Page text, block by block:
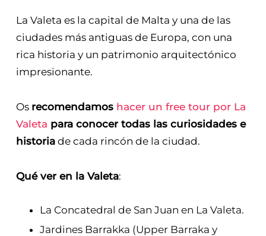
La Valeta es la capital de Malta y una de las
ciudades más antiguas de Europa, con una
rica historia y un patrimonio arquitectónico
impresionante.
Os recomendamos hacer un free tour por La
Valeta para conocer todas las curiosidades e
historiade cada rincón de la ciudad.
Qué ver en la Valeta:
La Concatedral de San Juan en La Valeta.
Jardines Barrakka (Upper Barraka y